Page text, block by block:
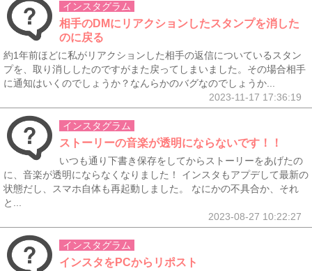
インスタグラム
相手のDMにリアクションしたスタンプを消した
のに戻る
約1年前ほどに私がリアクションした相手の返信についているスタン
プを、取り消ししたのですがまた戻ってしまいました。その場合相手
に通知はいくのでしょうか？なんらかのバグなのでしょうか...
2023-11-17 17:36:19
インスタグラム
ストーリーの音楽が透明にならないです！！
いつも通り下書き保存をしてからストーリーをあげたの
に、音楽が透明にならなくなりました！ インスタもアプデして最新の
状態だし、スマホ自体も再起動しました。 なにかの不具合か、それ
と...
2023-08-27 10:22:27
インスタグラム
インスタをPCからリポスト